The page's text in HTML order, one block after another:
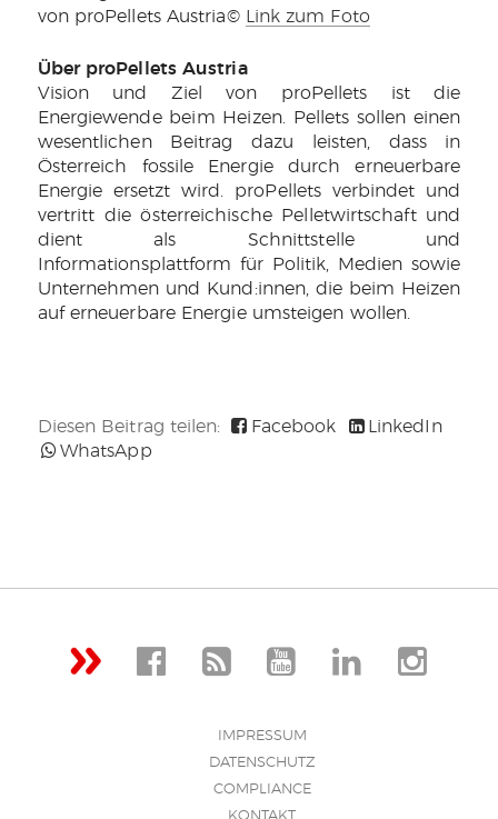
von proPellets Austria©
Link zum Foto
Über proPellets Austria
Vision und Ziel von proPellets ist die
Energiewende beim Heizen. Pellets sollen einen
wesentlichen Beitrag dazu leisten, dass in
Österreich fossile Energie durch erneuerbare
Energie ersetzt wird. proPellets verbindet und
vertritt die österreichische Pelletwirtschaft und
dient als Schnittstelle und
Informationsplattform für Politik, Medien sowie
Unternehmen und Kund:innen, die beim Heizen
auf erneuerbare Energie umsteigen wollen.
Diesen Beitrag teilen: Facebook
LinkedIn
WhatsApp
IMPRESSUM
DATENSCHUTZ
COMPLIANCE